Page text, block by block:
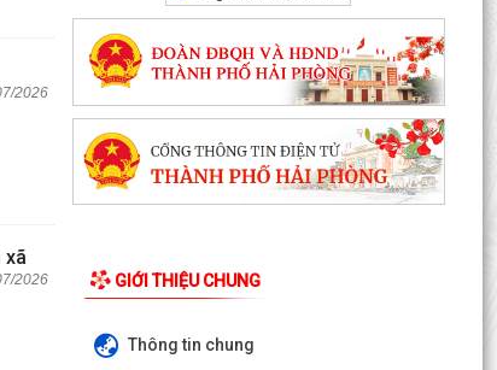
2026
xã
2026 GIỚI THIỆU CHUNG
Thông tin chung